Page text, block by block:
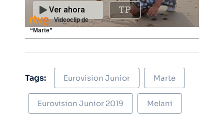
Videoclip de
“Marte”
Tags: Eurovision Junior Marte
Eurovision Junior 2019 Melani